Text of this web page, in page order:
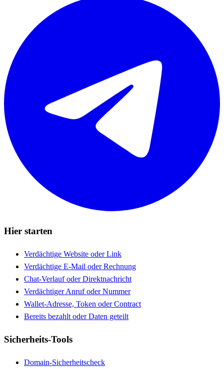
Hier starten
Verdächtige Website oder Link
Verdächtige E-Mail oder Rechnung
Chat-Verlauf oder Direktnachricht
Verdächtiger Anruf oder Nummer
Wallet-Adresse, Token oder Contract
Bereits bezahlt oder Daten geteilt
Sicherheits-Tools
Domain-Sicherheitscheck